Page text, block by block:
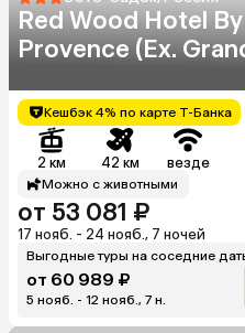
Red Wood Hotel By
Provence (Ex.
Кешбэк 4% по карте Т-Банка
2 км 42 км везде
Можно с животными
от 53 081 ₽
17 нояб. - 24 нояб., 7 ночей
Выгодные туры на соседние
от 60 989 ₽
5 нояб. - 12 нояб., 7 н.